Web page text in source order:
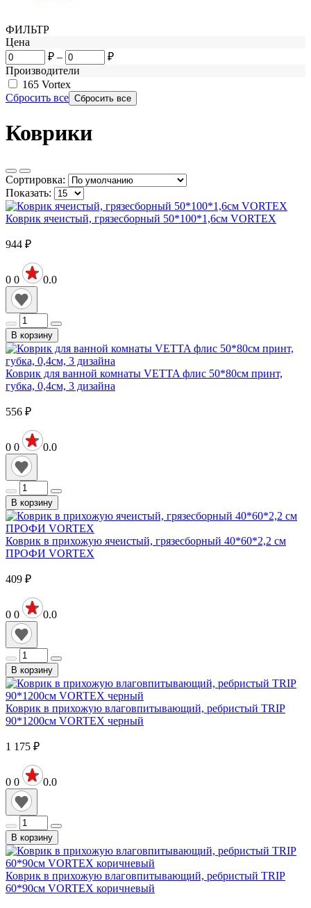
ФИЛЬТР
Цена
₽ –
₽
Производители
165 Vortex
Сбросить все
Коврики
Сортировка:
Показать:
Коврик ячеистый, грязесборный 50*100*1,6см VORTEX
944 ₽
0 0 0.0
В корзину
Коврик для ванной комнаты VETTA флис 50*80см принт,
губка, 0,4см, 3 дизайна
556 ₽
0 0 0.0
В корзину
Коврик в прихожую ячеистый, грязесборный 40*60*2,2 см
ПРОФИ VORTEX
409 ₽
0 0 0.0
В корзину
Коврик в прихожую влаговпитывающий, ребристый TRIP
90*1200см VORTEX черный
1 175 ₽
0 0 0.0
В корзину
Коврик в прихожую влаговпитывающий, ребристый TRIP
60*90см VORTEX коричневый